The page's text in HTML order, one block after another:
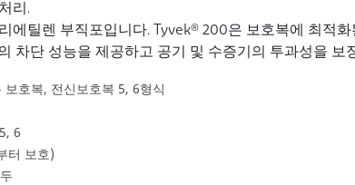
리.
에틸렌 부직포입니다. Tyvek® 200은 보호복에 최적
차단 성능을 제공하고 공기 및 수증기의 투과성을
호복, 전신보호복 5, 6형식
6
터 보호)